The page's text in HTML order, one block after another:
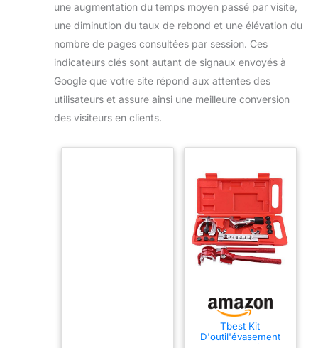
une augmentation du temps moyen passé par visite,
une diminution du taux de rebond et une élévation du
nombre de pages consultées par session. Ces
indicateurs clés sont autant de signaux envoyés à
Google que votre site répond aux attentes des
utilisateurs et assure ainsi une meilleure conversion
des visiteurs en clients.
Tbest Kit
D'outil'évasement